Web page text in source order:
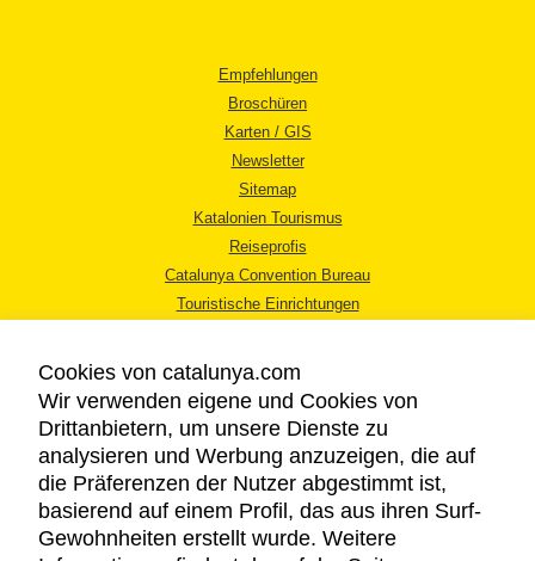
Empfehlungen
Broschüren
Karten / GIS
Newsletter
Sitemap
Katalonien Tourismus
Reiseprofis
Catalunya Convention Bureau
Touristische Einrichtungen
RECHTLICHER HINWEIS
DATENSCHUTZICHTLINIE
Cookies von catalunya.com
Wir verwenden eigene und Cookies von
Drittanbietern, um unsere Dienste zu
analysieren und Werbung anzuzeigen, die auf
die Präferenzen der Nutzer abgestimmt ist,
basierend auf einem Profil, das aus ihren Surf-
Gewohnheiten erstellt wurde. Weitere